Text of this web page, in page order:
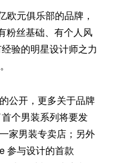
欧元俱乐部的品牌，
粉丝基础、有个人风
验的明星设计师之力
公开，更多关于品牌
个男装系列将要发
家男装专卖店；另外
参与设计的首款